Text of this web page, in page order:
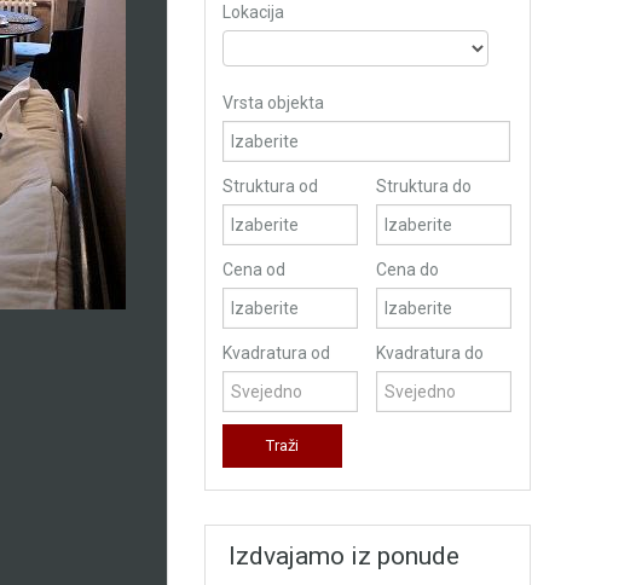
Lokacija
Vrsta objekta
Struktura od Struktura do
Cena od Cena do
Kvadratura od Kvadratura do
Izdvajamo iz ponude